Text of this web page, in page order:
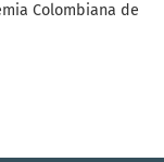
Colombiana de